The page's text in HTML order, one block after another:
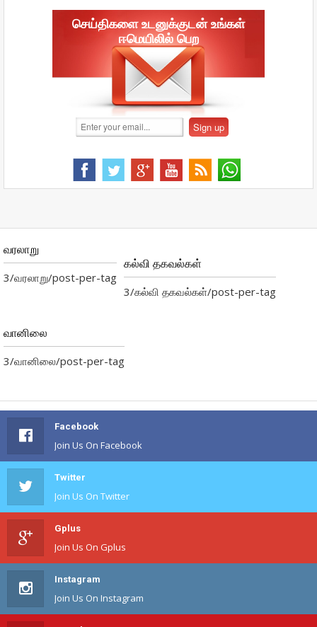
செய்திகளை உடனுக்குடன் உங்கள்
ஈமெயிலில் பெற
வரலாறு
3/வரலாறு/post-per-tag
கல்வி தகவல்கள்
3/கல்வி தகவல்கள்/post-per-tag
வானிலை
3/வானிலை/post-per-tag
Facebook
Join Us On Facebook
Twitter
Join Us On Twitter
Gplus
Join Us On Gplus
Instagram
Join Us On Instagram